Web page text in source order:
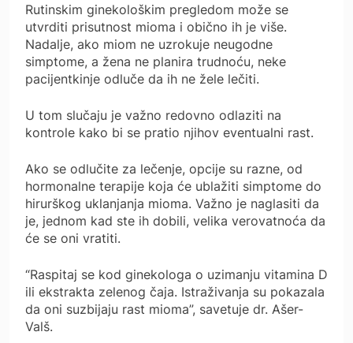
Rutinskim ginekološkim pregledom može se
utvrditi prisutnost mioma i obično ih je više.
Nadalje, ako miom ne uzrokuje neugodne
simptome, a žena ne planira trudnoću, neke
pacijentkinje odluče da ih ne žele lečiti.
U tom slučaju je važno redovno odlaziti na
kontrole kako bi se pratio njihov eventualni rast.
Ako se odlučite za lečenje, opcije su razne, od
hormonalne terapije koja će ublažiti simptome do
hirurškog uklanjanja mioma. Važno je naglasiti da
je, jednom kad ste ih dobili, velika verovatnoća da
će se oni vratiti.
“Raspitaj se kod ginekologa o uzimanju vitamina D
ili ekstrakta zelenog čaja. Istraživanja su pokazala
da oni suzbijaju rast mioma”, savetuje dr. Ašer-
Valš.